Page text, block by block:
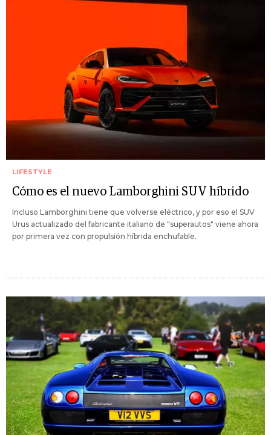
LIFESTYLE
Cómo es el nuevo Lamborghini SUV híbrido
Incluso Lamborghini tiene que volverse eléctrico, y por eso el SUV
Urus actualizado del fabricante italiano de "superautos" viene ahora
por primera vez con propulsión híbrida enchufable.